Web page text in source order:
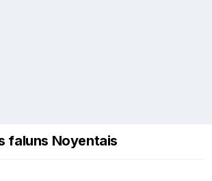
faluns Noyentais